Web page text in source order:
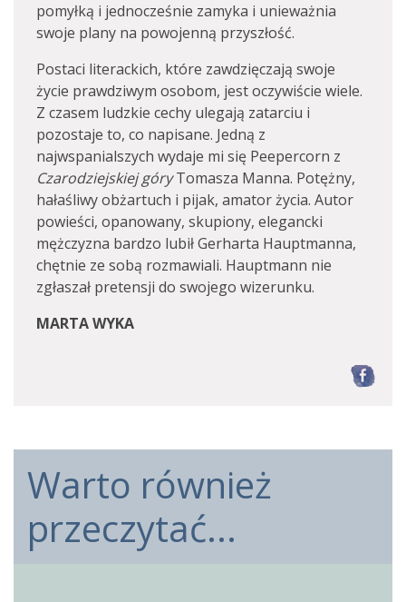
pomyłką i jednocześnie zamyka i unieważnia
swoje plany na powojenną przyszłość.
Postaci literackich, które zawdzięczają swoje
życie prawdziwym osobom, jest oczywiście wiele.
Z czasem ludzkie cechy ulegają zatarciu i
pozostaje to, co napisane. Jedną z
najwspanialszych wydaje mi się Peepercorn z
Czarodziejskiej góryTomasza Manna. Potężny,
hałaśliwy obżartuch i pijak, amator życia. Autor
powieści, opanowany, skupiony, elegancki
mężczyzna bardzo lubił Gerharta Hauptmanna,
chętnie ze sobą rozmawiali. Hauptmann nie
zgłaszał pretensji do swojego wizerunku.
MARTA WYKA
Warto również
przeczytać...